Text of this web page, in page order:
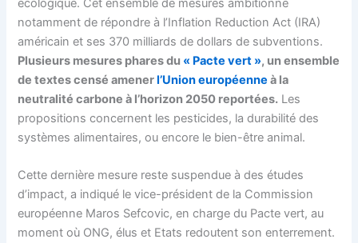
écologique. Cet ensemble de mesures ambitionne
notamment de répondre à l’Inflation Reduction Act (IRA)
américain et ses 370 milliards de dollars de subventions.
Plusieurs mesures phares du « Pacte vert », un ensemble
de textes censé amenerl’Union européenne à la
neutralité carbone à l’horizon 2050 reportées. Les
propositions concernent les pesticides, la durabilité des
systèmes alimentaires, ou encore le bien-être animal.
Cette dernière mesure reste suspendue à des études
d’impact, a indiqué le vice-président de la Commission
européenne Maros Sefcovic, en charge du Pacte vert, au
moment où ONG, élus et Etats redoutent son enterrement.